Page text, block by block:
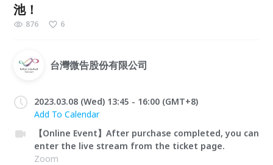
池！
876 6
台灣微告股份有限公司
2023.03.08 (Wed) 13:45 - 16:00 (GMT+8)
Add To Calendar
【Online Event】After purchase completed, you can
enter the live stream from the ticket page.
Zoom